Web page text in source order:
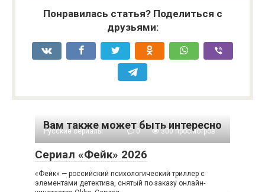
Понравилась статья? Поделиться с
друзьями:
Вам также может быть интересно
Русские сериалы 0 300 просмотров
Сериал «Фейк» 2026
«Фейк» — российский психологический триллер с
элементами детектива, снятый по заказу онлайн-